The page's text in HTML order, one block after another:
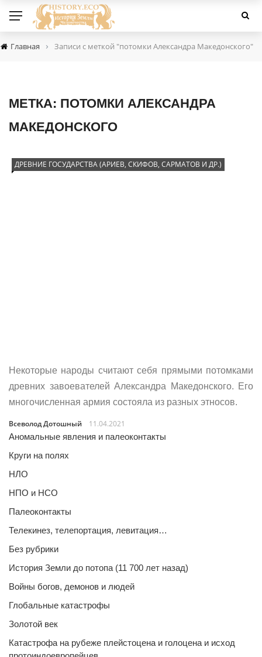
Главная › Записи с меткой "потомки Александра Македонского"
МЕТКА: ПОТОМКИ АЛЕКСАНДРА
МАКЕДОНСКОГО
ДРЕВНИЕ ГОСУДАРСТВА (АРИЕВ, СКИФОВ, САРМАТОВ И ДР.)
Некоторые народы считают себя прямыми потомками
древних завоевателей Александра Македонского. Его
многочисленная армия состояла из разных этносов.
Всеволод Дотошный
11.04.2021
Аномальные явления и палеоконтакты
Круги на полях
НЛО
НПО и НСО
Палеоконтакты
Телекинез, телепортация, левитация…
Без рубрики
История Земли до потопа (11 700 лет назад)
Войны богов, демонов и людей
Глобальные катастрофы
Золотой век
Катастрофа на рубеже плейстоцена и голоцена и исход